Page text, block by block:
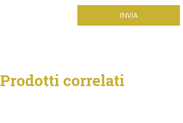
Prodotti correlati